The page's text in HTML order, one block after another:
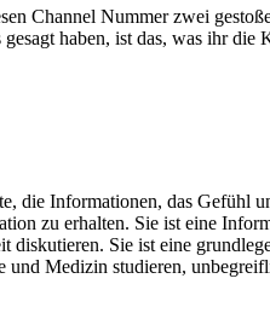
Channel Nummer zwei
haben, ist das, was ihr die
die Informationen, das
zu erhalten. Sie ist eine
Sie ist eine
Medizin studieren,